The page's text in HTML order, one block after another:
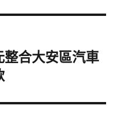
合大安區汽車